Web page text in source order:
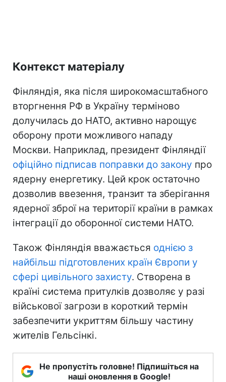
Контекст матеріалу
Фінляндія, яка після широкомасштабного
вторгнення РФ в Україну терміново
долучилась до НАТО, активно нарощує
оборону проти можливого нападу
Москви. Наприклад, президент Фінляндії
офіційно підписав поправки до закону про
ядерну енергетику. Цей крок остаточно
дозволив ввезення, транзит та зберігання
ядерної зброї на території країни в рамках
інтеграції до оборонної системи НАТО.
Також Фінляндія вважається однією з
найбільш підготовлених країн Європи у
сфері цивільного захисту. Створена в
країні система притулків дозволяє у разі
військової загрози в короткий термін
забезпечити укриттям більшу частину
жителів Гельсінкі.
Не пропустіть головне! Підпишіться на
наші оновлення в Google!